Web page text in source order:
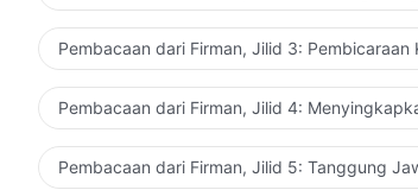
Pembacaan dari Firman, Jilid 3: Pembicaraan
Pembacaan dari Firman, Jilid 4:
Pembacaan dari Firman, Jilid 5: Tanggung